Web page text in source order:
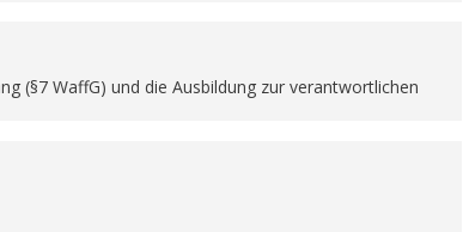
(§7 WaffG) und die Ausbildung zur verantwortlichen